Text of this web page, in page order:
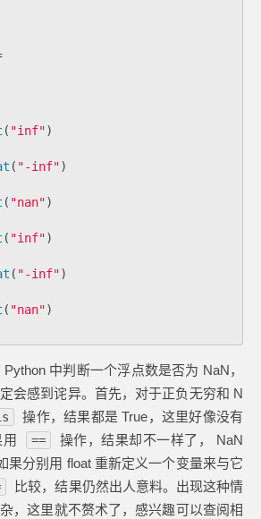
( "inf")
( "-inf")
( "nan")
( "inf")
( "-inf")
( "nan")
中判断一个浮点数是否为 NaN，
会感到诧异。首先，对于正负无穷和 N
操作，结果都是 True，这里好像没有
==
操作，结果却不一样了， NaN
果分别用 float 重新定义一个变量来与它
比较，结果仍然出人意料。出现这种情
，这里就不赘术了，感兴趣可以查阅相